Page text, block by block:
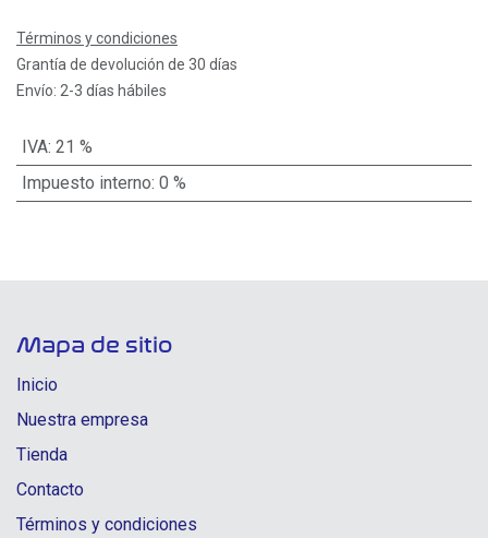
Términos y condiciones
Grantía de devolución de 30 días
Envío: 2-3 días hábiles
IVA: 21 %
Impuesto interno: 0 %
Mapa de sitio
Inicio
Nuestra empresa
Tienda
Contacto
Términos y condiciones